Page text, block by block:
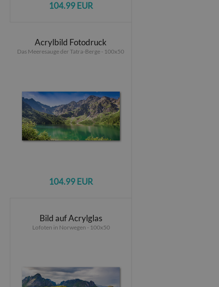
104.99 EUR
Acrylbild Fotodruck
Das Meeresauge der Tatra-Berge - 100x50
104.99 EUR
Bild auf Acrylglas
Lofoten in Norwegen - 100x50